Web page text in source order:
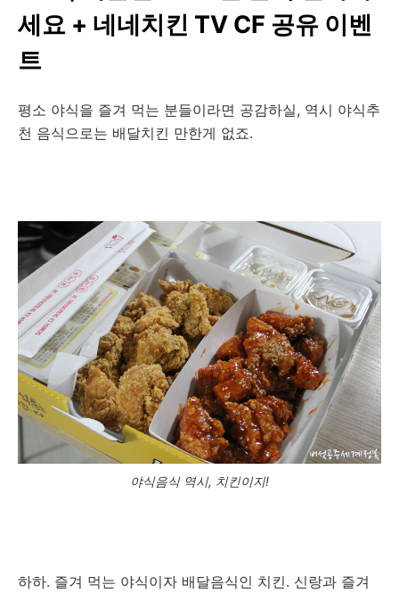
세요 + 네네치킨 TV CF 공유 이벤
트
평소 야식을 즐겨 먹는 분들이라면 공감하실, 역시 야식추
천 음식으로는 배달치킨 만한게 없죠.
야식음식 역시, 치킨이지!
하하. 즐겨 먹는 야식이자 배달음식인 치킨. 신랑과 즐겨